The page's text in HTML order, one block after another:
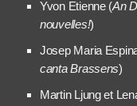
Yvon Etienne (An
nouvelles!)
Josep Maria
canta Brassens)
Martin Ljung et